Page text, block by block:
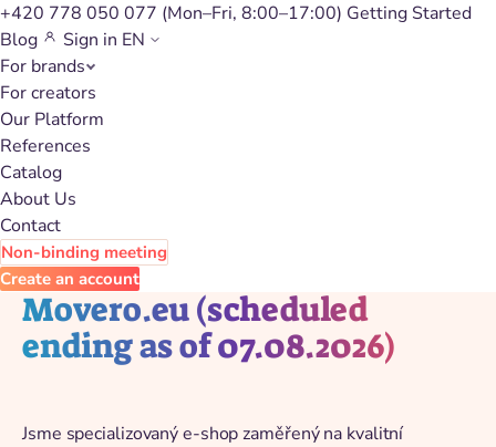
+420 778 050 077 (Mon–Fri, 8:00–17:00) Getting Started
Blog
Sign in EN
For brands
For creators
Our Platform
References
Catalog
About Us
Contact
Non-binding meeting
Create an account
Back to catalog
Movero.eu (scheduled
ending as of 07.08.2026)
Jsme specializovaný e-shop zaměřený na kvalitní